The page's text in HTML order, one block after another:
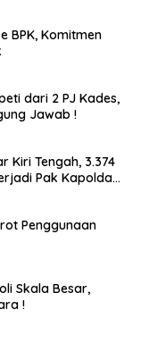
BPK, Komitmen
dari 2 PJ Kades,
Jawab !
Kiri Tengah, 3.374
Pak Kapolda
Penggunaan
Skala Besar,
!